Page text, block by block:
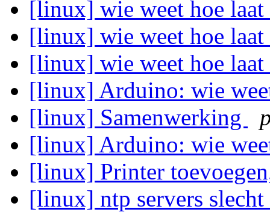
[linux] wie weet hoe
[linux] wie weet hoe
[linux] wie weet hoe
[linux] Arduino: wie
[linux] Samenwerking
[linux] Arduino: wie
[linux] Printer
[linux] ntp servers